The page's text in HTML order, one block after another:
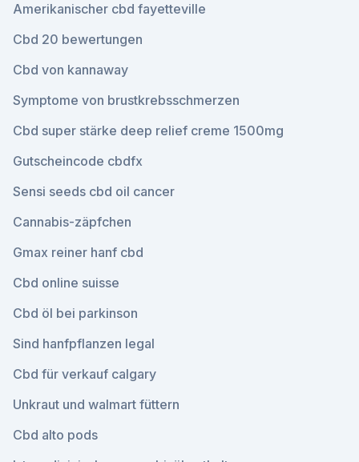
Amerikanischer cbd fayetteville
Cbd 20 bewertungen
Cbd von kannaway
Symptome von brustkrebsschmerzen
Cbd super stärke deep relief creme 1500mg
Gutscheincode cbdfx
Sensi seeds cbd oil cancer
Cannabis-zäpfchen
Gmax reiner hanf cbd
Cbd online suisse
Cbd öl bei parkinson
Sind hanfpflanzen legal
Cbd für verkauf calgary
Unkraut und walmart füttern
Cbd alto pods